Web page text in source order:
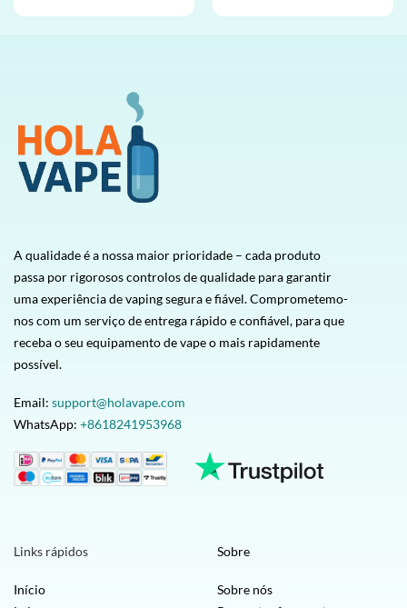
A qualidade é a nossa maior prioridade – cada produto
passa por rigorosos controlos de qualidade para garantir
uma experiência de vaping segura e fiável. Comprometemo-
nos com um serviço de entrega rápido e confiável, para que
receba o seu equipamento de vape o mais rapidamente
possível.
Email: support@holavape.com
WhatsApp: +8618241953968
Links rápidos
Início
Sobre
Sobre nós